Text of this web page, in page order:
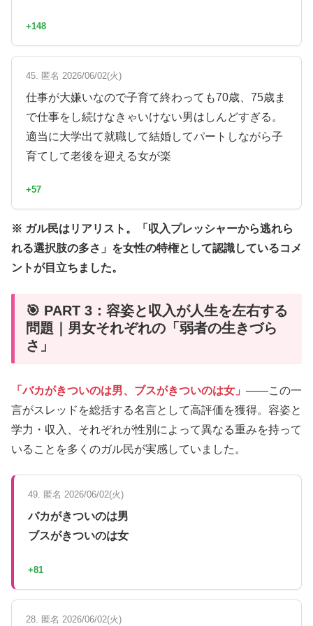
+148
45. 匿名 2026/06/02(火)
仕事が大嫌いなので子育て終わっても70歳、75歳ま
で仕事をし続けなきゃいけない男はしんどすぎる。
適当に大学出て就職して結婚してパートしながら子
育てして老後を迎える女が楽
+57
※ ガル民はリアリスト。「収入プレッシャーから逃れら
れる選択肢の多さ」を女性の特権として認識しているコメ
ントが目立ちました。
🎯 PART 3：容姿と収入が人生を左右する
問題｜男女それぞれの「弱者の生きづら
さ」
「バカがきついのは男、ブスがきついのは女」 ——この一
言がスレッドを総括する名言として高評価を獲得。容姿と
学力・収入、それぞれが性別によって異なる重みを持って
いることを多くのガル民が実感していました。
49. 匿名 2026/06/02(火)
バカがきついのは男
ブスがきついのは女
+81
28. 匿名 2026/06/02(火)